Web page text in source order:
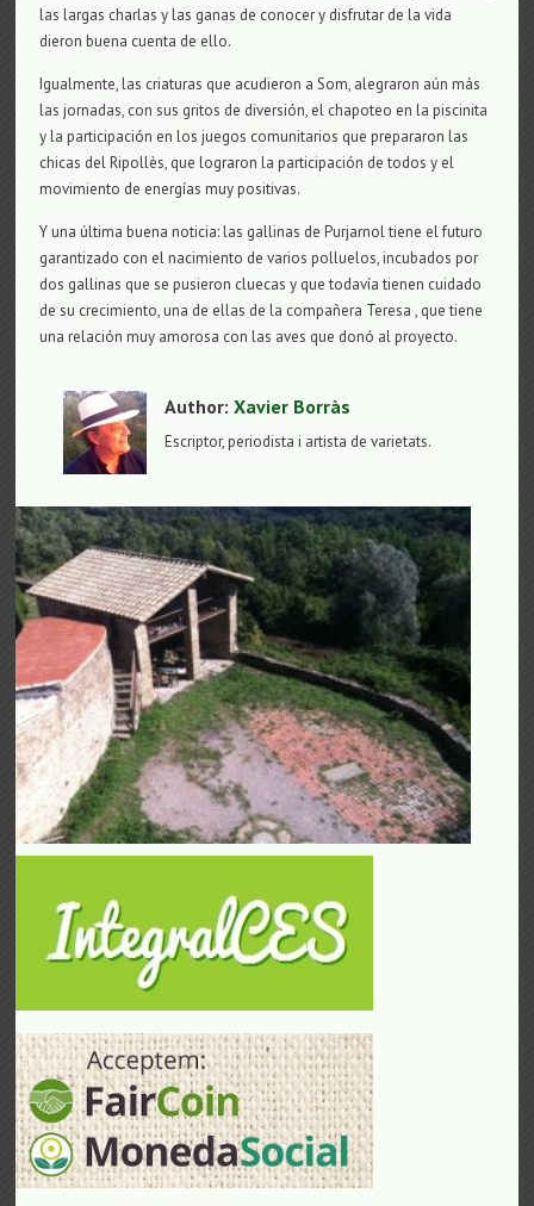
las largas charlas y las ganas de conocer y disfrutar de la vida
dieron buena cuenta de ello.
Igualmente, las criaturas que acudieron a Som, alegraron aún más
las jornadas, con sus gritos de diversión, el chapoteo en la piscinita
y la participación en los juegos comunitarios que prepararon las
chicas del Ripollès, que lograron la participación de todos y el
movimiento de energías muy positivas.
Y una última buena noticia: las gallinas de Purjarnol tiene el futuro
garantizado con el nacimiento de varios polluelos, incubados por
dos gallinas que se pusieron cluecas y que todavía tienen cuidado
de su crecimiento, una de ellas de la compañera Teresa , que tiene
una relación muy amorosa con las aves que donó al proyecto.
Author:Xavier Borràs
Escriptor, periodista i artista de varietats.